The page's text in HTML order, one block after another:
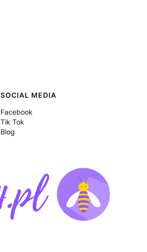
SOCIAL MEDIA
Facebook
Tik Tok
Blog